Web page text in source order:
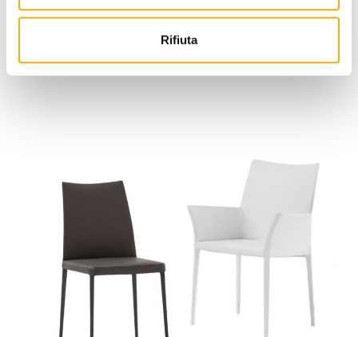
Rifiuta
Bonaldo
Joy Bonaldo - Chair
Request a quote